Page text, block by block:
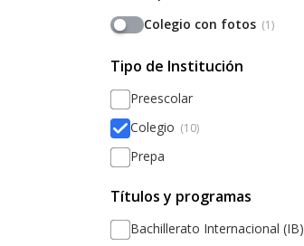
Colegio con fotos (1)
Tipo de Institución
Preescolar
Colegio (10)
Prepa
Títulos y programas
Bachillerato Internacional (IB)